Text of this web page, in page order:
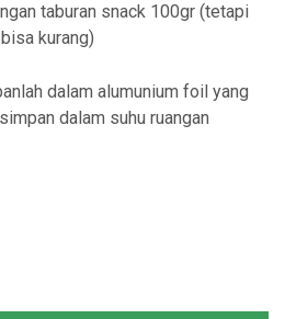
taburan snack 100gr (tetapi
kurang)
dalam alumunium foil yang
dalam suhu ruangan